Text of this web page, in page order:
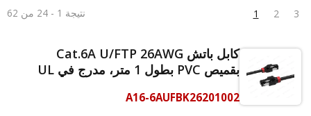
نتيجة 1 - 24 من 62
كابل باتش Cat.6A U/FTP 26AWG
بقميص PVC بطول 1 متر، مدرج في UL
A16-6AUFBK26201002